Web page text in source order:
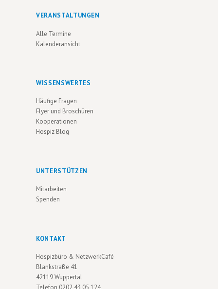
VERANSTALTUNGEN
Alle Termine
Kalenderansicht
WISSENSWERTES
Häufige Fragen
Flyer und Broschüren
Kooperationen
Hospiz Blog
UNTERSTÜTZEN
Mitarbeiten
Spenden
KONTAKT
Hospizbüro & NetzwerkCafé
Blankstraße 41
42119 Wuppertal
Telefon 0202 43 05 124